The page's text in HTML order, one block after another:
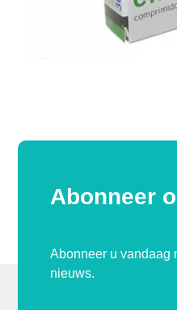
Abonneer
Abonneer u vandaag
nieuws.